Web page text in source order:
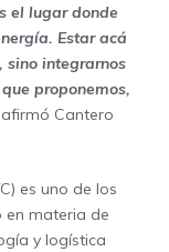
el lugar donde
Estar acá
sino integrarnos
proponemos,
afirmó Cantero
es uno de los
en materia de
y logística